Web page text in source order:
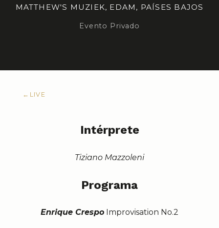
MATTHEW'S MUZIEK, EDAM, PAÍSES BAJOS
Evento Privado
← LIVE
Intérprete
Tiziano Mazzoleni
Programa
Enrique Crespo Improvisation No.2